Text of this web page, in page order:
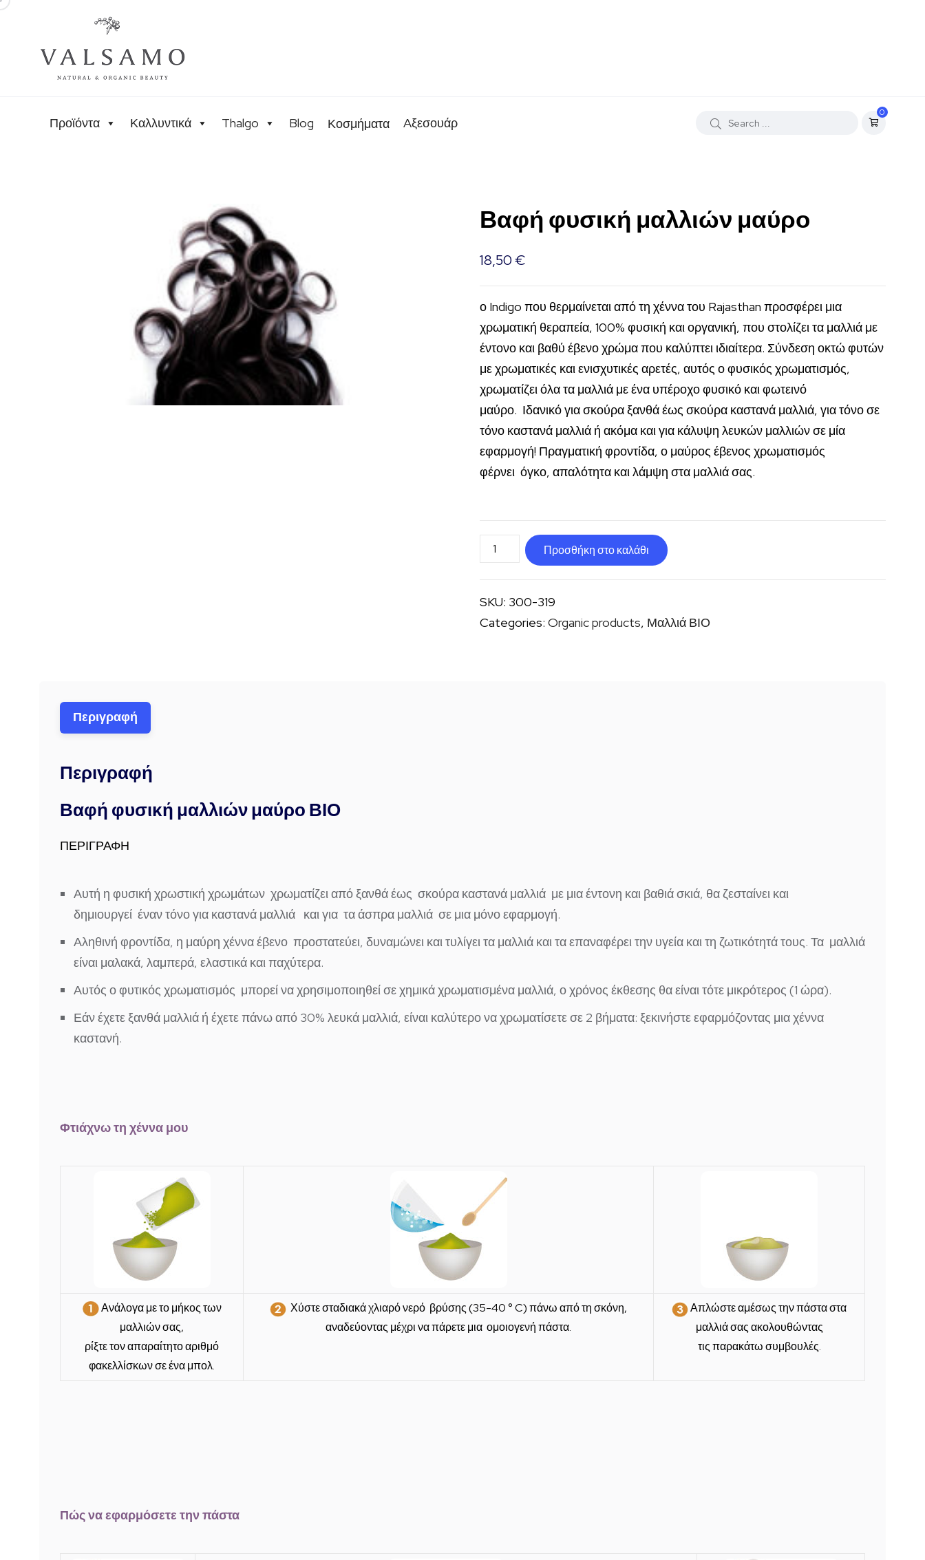
Προϊόντα Καλλυντικά Thalgo Blog Κοσμήματα Aξεσουάρ
0
Βαφή φυσική μαλλιών μαύρο
18,50€
ο Indigo που θερμαίνεται από τη χέννα του Rajasthan προσφέρει μια
χρωματική θεραπεία, 100% φυσική και οργανική, που στολίζει τα μαλλιά με
έντονο και βαθύ έβενο χρώμα που καλύπτει ιδιαίτερα. Σύνδεση οκτώ φυτών
με χρωματικές και ενισχυτικές αρετές, αυτός ο φυσικός χρωματισμός,
χρωματίζει όλα τα μαλλιά με ένα υπέροχο φυσικό και φωτεινό
μαύρο. Ιδανικό για σκούρα ξανθά έως σκούρα καστανά μαλλιά, για τόνο σε
τόνο καστανά μαλλιά ή ακόμα και για κάλυψη λευκών μαλλιών σε μία
εφαρμογή! Πραγματική φροντίδα, ο μαύρος έβενος χρωματισμός
φέρνει όγκο, απαλότητα και λάμψη στα μαλλιά σας.
Βαφή
φυσική
μαλλιών
μαύρο
ποσότητα
Προσθήκη στο καλάθι
SKU: 300-319
Categories: Organic products, Μαλλιά ΒΙΟ
Περιγραφή
Περιγραφή
Βαφή φυσική μαλλιών μαύρο ΒΙΟ
ΠΕΡΙΓΡΑΦΗ
Αυτή η φυσική χρωστική χρωμάτων χρωματίζει απόξανθά έως σκούρα καστανά μαλλιά με μιαέντονη και βαθιά σκιά, θαζεσταίνει και
δημιουργεί έναν τόνογια καστανά μαλλιά και για ταάσπρα μαλλιά σε μια μόνο εφαρμογή.
Αληθινή φροντίδα, η μαύρη χέννα έβενο προστατεύει, δυναμώνει και τυλίγει τα μαλλιά και τα επαναφέρει την υγεία και τη ζωτικότητά τους. Τα μαλλιά
είναι μαλακά, λαμπερά, ελαστικά και παχύτερα.
Αυτός ο φυτικός χρωματισμός μπορεί να χρησιμοποιηθεί σεχημικά χρωματισμένα μαλλιά, ο χρόνος έκθεσης θα είναι τότε μικρότερος (1 ώρα).
Εάν έχετε ξανθά μαλλιά ή έχετε πάνω από 30% λευκά μαλλιά, είναι καλύτερο να χρωματίσετε σε 2 βήματα: ξεκινήστε εφαρμόζοντας μια χέννα
καστανή.
Φτιάχνω τη χέννα μου
Ανάλογα με το μήκος των
μαλλιών σας,
ρίξτε τον απαραίτητο αριθμό
φακελλίσκων σε ένα μπολ.
Χύστε σταδιακά χλιαρό νερό βρύσης (35-40 ° C) πάνω από τη σκόνη,
αναδεύοντας μέχρι να πάρετε μια ομοιογενή πάστα.
Απλώστε αμέσως την πάστα στα
μαλλιά σαςακολουθώντας
τις παρακάτω συμβουλές.
Πώς να εφαρμόσετε την πάστα